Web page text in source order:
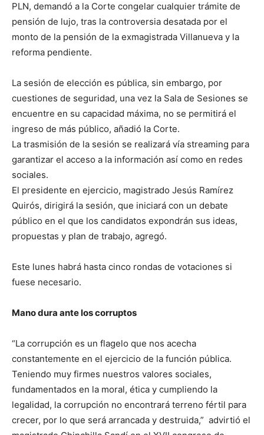
PLN, demandó a la Corte congelar cualquier trámite de
pensión de lujo, tras la controversia desatada por el
monto de la pensión de la exmagistrada Villanueva y la
reforma pendiente.
La sesión de elección es pública, sin embargo, por
cuestiones de seguridad, una vez la Sala de Sesiones se
encuentre en su capacidad máxima, no se permitirá el
ingreso de más público, añadió la Corte.
La trasmisión de la sesión se realizará vía streaming para
garantizar el acceso a la información así como en redes
sociales.
El presidente en ejercicio, magistrado Jesús Ramírez
Quirós, dirigirá la sesión, que iniciará con un debate
público en el que los candidatos expondrán sus ideas,
propuestas y plan de trabajo, agregó.
Este lunes habrá hasta cinco rondas de votaciones si
fuese necesario.
Mano dura ante los corruptos
“La corrupción es un flagelo que nos acecha
constantemente en el ejercicio de la función pública.
Teniendo muy firmes nuestros valores sociales,
fundamentados en la moral, ética y cumpliendo la
legalidad, la corrupción no encontrará terreno fértil para
crecer, por lo que será arrancada y destruida,” advirtió el